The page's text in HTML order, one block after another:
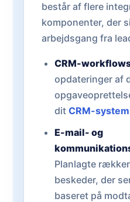
består af flere
komponenter, der
arbejdsgang fra
CRM-
opdateringer af
dit CRM-system
E-mail- og
Planlagte
beskeder, der
baseret på